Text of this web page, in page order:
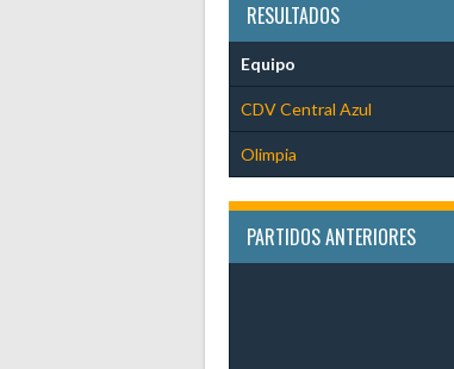
RESULTADOS
Equipo
CDV Central Azul
Olimpia
PARTIDOS ANTERIORES